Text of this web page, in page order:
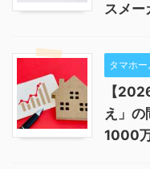
スメー
タマホー
【
え」の
1000